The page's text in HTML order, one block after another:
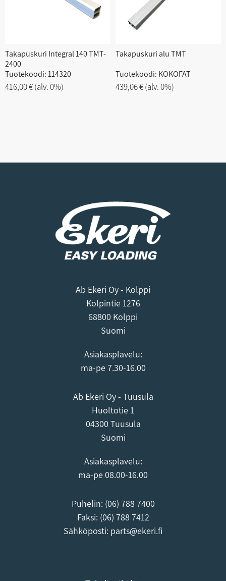
Takapuskuri Integral 140 TMT-
2400
Tuotekoodi: 114320
416,00 €(alv. 0%)
Takapuskuri alu TMT
Tuotekoodi: KOKOFAT
439,06 €(alv. 0%)
Ab Ekeri Oy - Kolppi
Kolpintie 1276
68800 Kolppi
Suomi
Asiakasplavelu:
ma-pe 7.30-16.00
Ab Ekeri Oy - Tuusula
Huoltotie 1
04300 Tuusula
Suomi
Asiakasplavelu:
ma-pe 08.00-16.00
Puhelin: (06) 788 7400
Faksi: (06) 788 7412
Sähköposti: parts@ekeri.fi